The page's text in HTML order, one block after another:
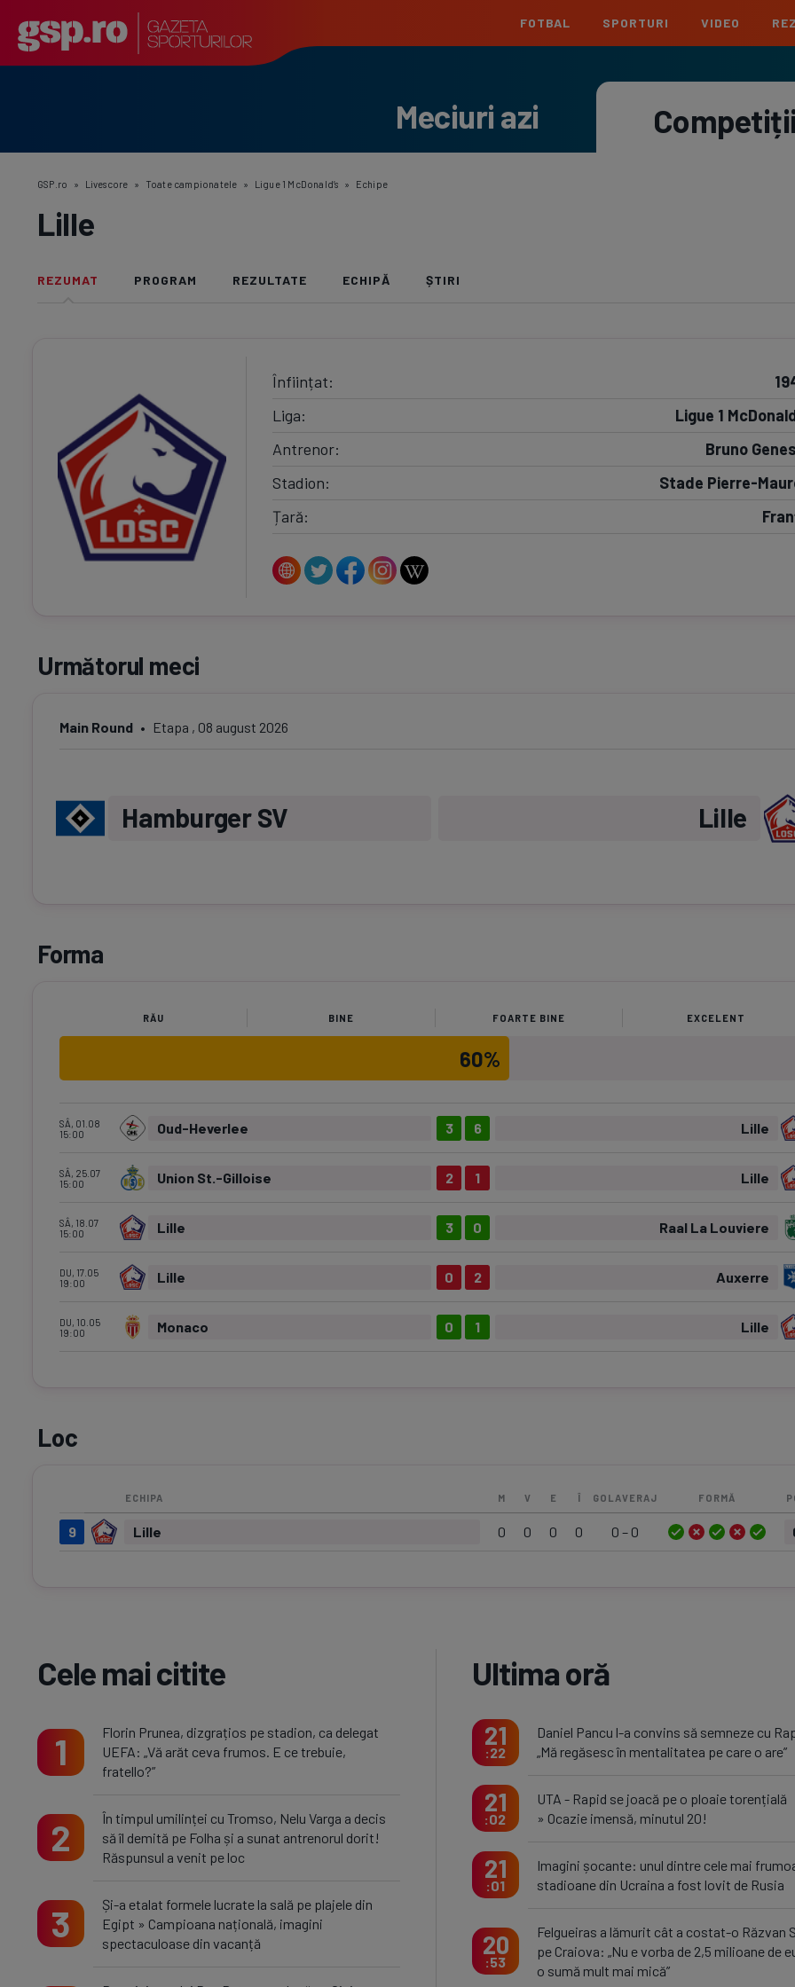
FOTBAL
Clasament
Liga 2
Echipe
Echipe
SPORTURI VIDEO
Meciuri azi
GSP.ro » Livescore » Toate campionatele » Ligue 1 McDonald’s » Echipe
Lille
REZUMAT PROGRAM REZULTATE ECHIPĂ ȘTIRI
Înființat
Liga
Ligue 1
Antrenor
Bruno
Stadion
Stade Pierre-
Țară
Următorul meci
Main Round Etapa , 08 august 2026
Hamburger SV Lille
Forma
RĂU BINE FOARTE BINE EXCELENT
60%
SÂ, 01.08
15:00
Oud-Heverlee 3 Lille
6
SÂ, 25.07
15:00
Union St.-Gilloise 2 Lille
1
SÂ, 18.07
15:00
Lille 3 Raal La Louviere
0
DU, 17.05
19:00
Lille 0 Auxerre
2
DU, 10.05
19:00
Monaco 0 Lille
1
Loc
ECHIPA M V E Î GOLAVERAJ FORMĂ
9 Lille 0 0 0 0 0 – 0
Cele mai citite
1
Florin Prunea, dizgrațios pe stadion, ca delegat
UEFA: „Vă arăt ceva frumos. E ce trebuie,
fratello?”
2
În timpul umilinței cu Tromso, Nelu Varga a decis
să îl demită pe Folha și a sunat antrenorul dorit!
Răspunsul a venit pe loc
3
Și-a etalat formele lucrate la sală pe plajele din
Egipt » Campioana națională, imagini
spectaculoase din vacanță
Ultima oră
21
22
Daniel Pancu l-a convins să semneze cu
„Mă regăsesc în mentalitatea pe care o are”
21
02
UTA - Rapid se joacă pe o ploaie torențială
» Ocazie imensă, minutul 20!
21
01
Imagini șocante: unul dintre cele mai
stadioane din Ucraina a fost lovit de Rusia
20
53
Felgueiras a lămurit cât a costat-o Răzvan
pe Craiova: „Nu e vorba de 2,5 milioane de
o sumă mult mai mică”